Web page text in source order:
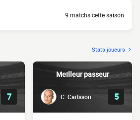
9 matchs cette saison
Stats joueurs
7
Meilleur passeur
C. Carlsson 5